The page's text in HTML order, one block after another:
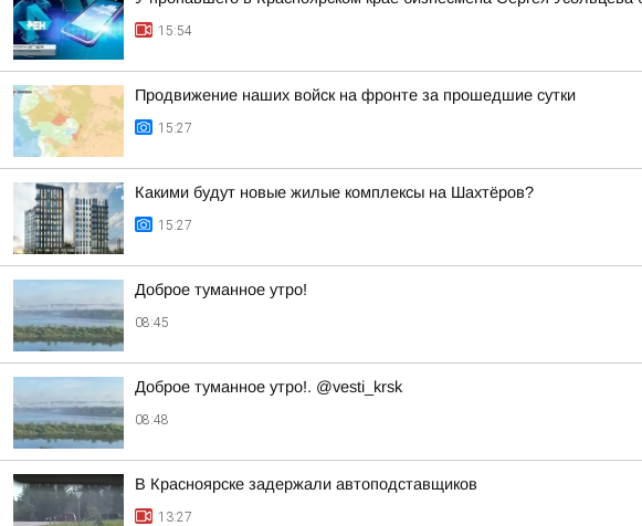
15:54
Продвижение наших войск на фронте за прошедшие сутки
15:27
Какими будут новые жилые комплексы на Шахтёров?
15:27
Доброе туманное утро!
08:45
Доброе туманное утро!. @vesti_krsk
08:48
В Красноярске задержали автоподставщиков
13:27